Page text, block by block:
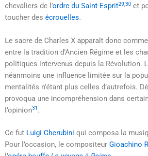
chevaliers de l’ordre du Saint-Esprit29,30 et
toucher des écrouelles.
Le sacre de Charles X apparaît donc
entre la tradition d’Ancien Régime et les
politiques intervenus depuis la Révolution.
néanmoins une influence limitée sur la
mentalités n’étant plus celles d’autrefois.
provoqua une incompréhension dans
l’opinion31 .
Ce fut Luigi Cherubini qui composa la
Pour l’occasion, le compositeur Gioachino